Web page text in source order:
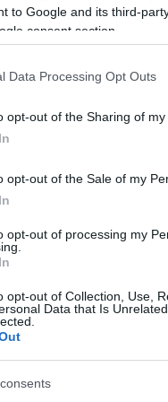
to Google and its third-
consent section.
Data Processing Opt Outs
opt-out of the Sharing of my
opt-out of the Sale of my
opt-out of processing my
opt-out of Collection, Use,
Data that Is
arossz
sem
emellett
ellenséges a
Az ilyen